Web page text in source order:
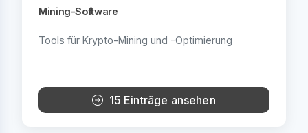
Mining-Software
Tools für Krypto-Mining und -Optimierung
15 Einträge ansehen